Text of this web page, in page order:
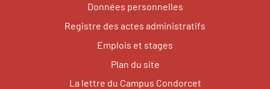
Données personnelles
Registre des actes administratifs
Emplois et stages
Plan du site
La lettre du Campus Condorcet